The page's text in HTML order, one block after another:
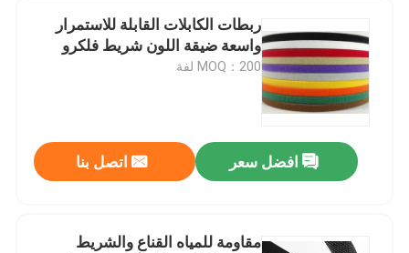
ربطات الكابلات القابلة للاستمرار
واسعة ضيقة اللون شريط فلكرو
MOQ：200 لفة
افضل سعر اتصل بنا
مقاومة للمياه القناع والشريط